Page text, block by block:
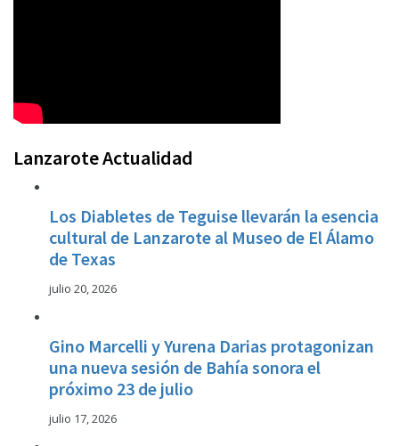
Lanzarote Actualidad
Los Diabletes de Teguise llevarán la esencia
cultural de Lanzarote al Museo de El Álamo
de Texas
julio 20, 2026
Gino Marcelli y Yurena Darias protagonizan
una nueva sesión de Bahía sonora el
próximo 23 de julio
julio 17, 2026